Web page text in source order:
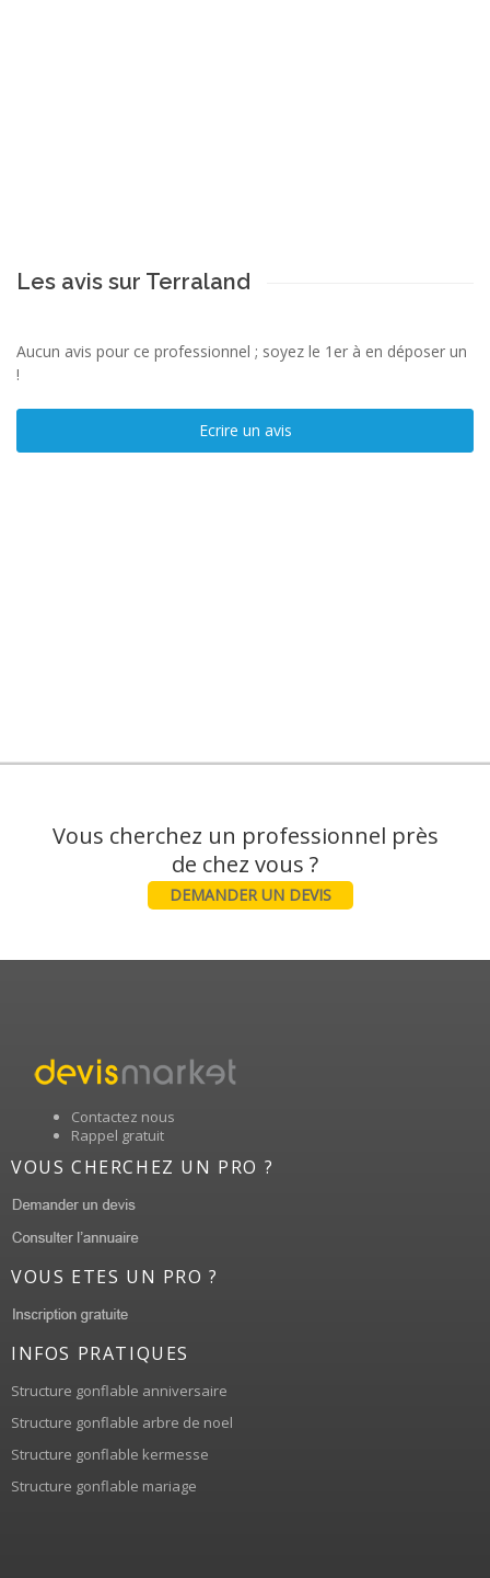
Les avis sur Terraland
Aucun avis pour ce professionnel ; soyez le 1er à en déposer un
!
Ecrire un avis
Vous cherchez un professionnel près
DEMANDER UN DEVIS
Contactez nous
Rappel gratuit
VOUS CHERCHEZ UN PRO ?
VOUS ETES UN PRO ?
INFOS PRATIQUES
Structure gonflable anniversaire
Structure gonflable arbre de noel
Structure gonflable kermesse
Structure gonflable mariage